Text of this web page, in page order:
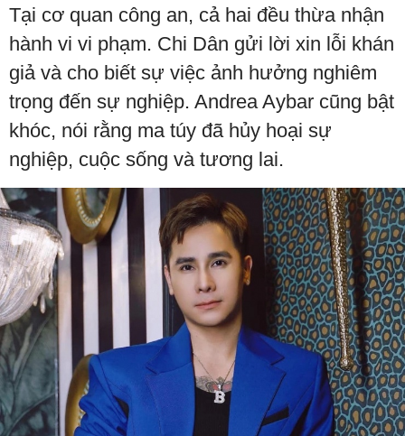
Tại cơ quan công an, cả hai đều thừa nhận
hành vi vi phạm. Chi Dân gửi lời xin lỗi khán
giả và cho biết sự việc ảnh hưởng nghiêm
trọng đến sự nghiệp. Andrea Aybar cũng bật
khóc, nói rằng ma túy đã hủy hoại sự
nghiệp, cuộc sống và tương lai.